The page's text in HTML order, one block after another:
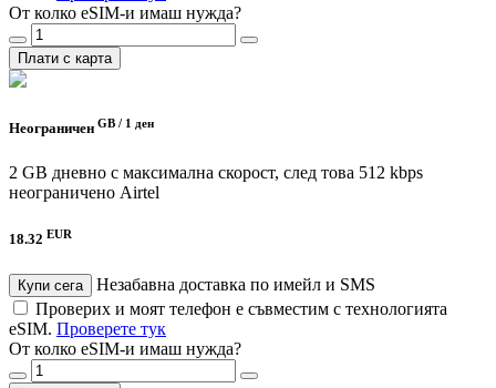
От колко eSIM-и имаш нужда?
Плати с карта
Неограничен GB / 1 ден
2 GB дневно с максимална скорост, след това 512 kbps
неограничено Airtel
18.32 EUR
Купи сега
Незабавна доставка по имейл и SMS
Проверих и моят телефон е съвместим с технологията
eSIM. Проверете тук
От колко eSIM-и имаш нужда?